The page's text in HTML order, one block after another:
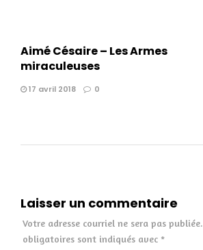
Aimé Césaire – Les Armes
miraculeuses
17 avril 2018 0
Laisser un commentaire
Votre adresse courriel ne sera pas publiée.
obligatoires sont indiqués avec *